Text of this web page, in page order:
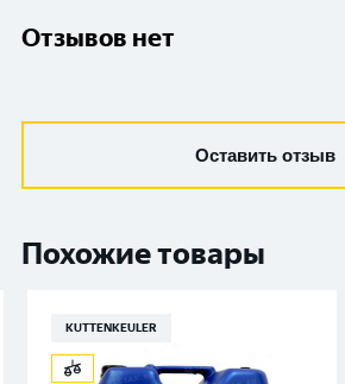
Отзывов нет
Оставить отзыв
Похожие товары
KUTTENKEULER